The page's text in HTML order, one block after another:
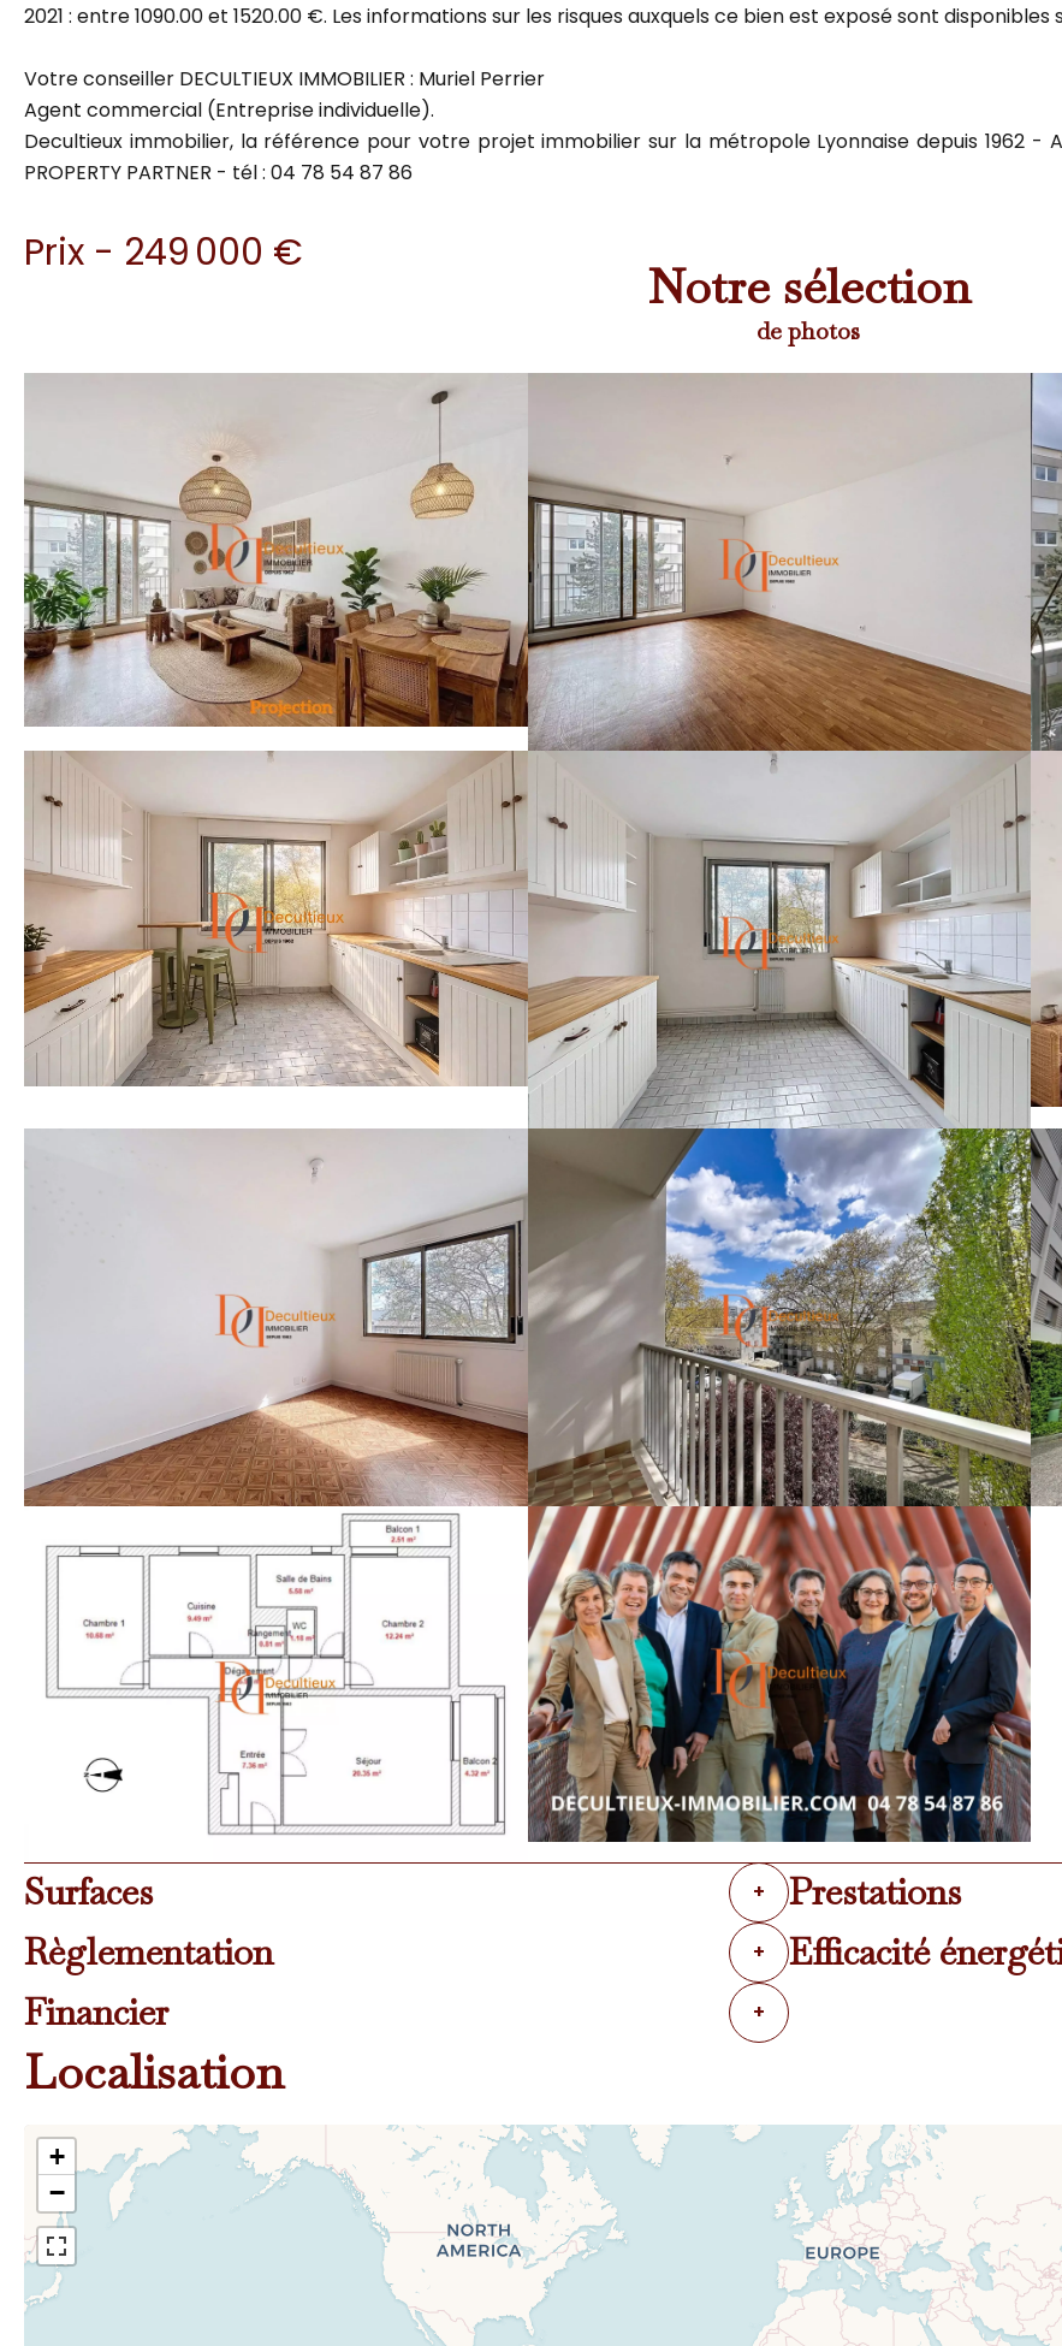
2021 : entre 1090.00 et 1520.00 €. Les informations sur les risques auxquels ce bien est exposé sont disponibles
Votre conseiller DECULTIEUX IMMOBILIER : Muriel Perrier
Agent commercial (Entreprise individuelle).
Decultieux immobilier, la référence pour votre projet immobilier sur la métropole Lyonnaise depuis 1962
PROPERTY PARTNER - tél : 04 78 54 87 86
Prix - 249 000 €
Notre sélection
de photos
Surfaces + Prestations
Règlementation + Efficacité
Financier +
Localisation
+
−